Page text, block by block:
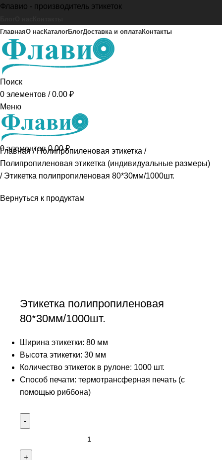
Флавио - производитель этикеток
ГлавнаяО насКаталогБлогДоставка и оплатаКонтакты
Поиск
0 элементов / 0.00 ₽
Меню
0элементов 0.00₽
Главная Полипропиленовая этикетка
Полипропиленовая этикетка (индивидуальные размеры)
Этикетка полипропиленовая 80*30мм/1000шт.
Вернуться к продуктам
Этикетка полипропиленовая
80*30мм/1000шт.
Ширина этикетки: 80 мм
Высота этикетки: 30 мм
Количество этикеток в рулоне: 1000 шт.
Способ печати: термотрансферная печать (с
помощью риббона)